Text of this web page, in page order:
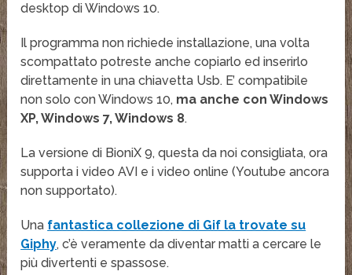
desktop di Windows 10.
Il programma non richiede installazione, una volta
scompattato potreste anche copiarlo ed inserirlo
direttamente in una chiavetta Usb. E’ compatibile
non solo con Windows 10, ma anche con Windows
XP, Windows 7, Windows 8.
La versione di BioniX 9, questa da noi consigliata, ora
supporta i video AVI e i video online (Youtube ancora
non supportato).
Una fantastica collezione di Gif la trovate su
Giphy, c’è veramente da diventar matti a cercare le
più divertenti e spassose.